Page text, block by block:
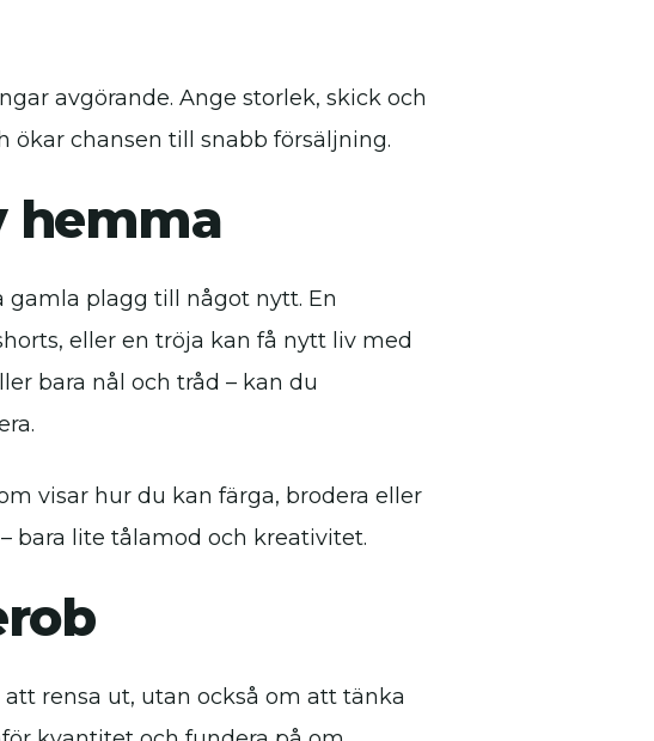
avgörande. Ange storlek, skick och
ökar chansen till snabb försäljning.
hemma
plagg till något nytt. En
eller en tröja kan få nytt liv med
bara nål och tråd – kan du
visar hur du kan färga, brodera eller
bara lite tålamod och kreativitet.
rensa ut, utan också om att tänka